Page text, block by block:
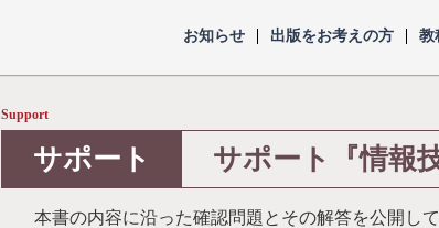
近代科学社
お知らせ 出版をお考えの方 教
Support
サポート サポート『情報
本書の内容に沿った確認問題とその解答を公開し